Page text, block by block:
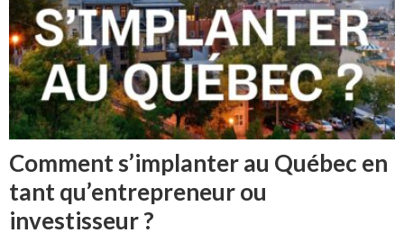
Comment s’implanter au Québec en
tant qu’entrepreneur ou
investisseur ?